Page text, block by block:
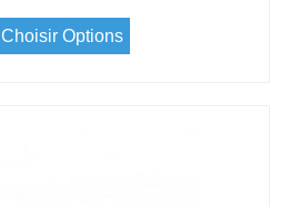
Choisir Options